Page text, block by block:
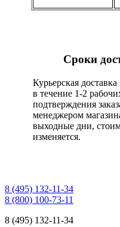
Сроки
Курьерская
в течение 1-2
подтверждения
менеджером
выходные дни,
изменяется.
8 (495) 132-11-34
8 (800) 100-73-11
8 (495) 132-11-34